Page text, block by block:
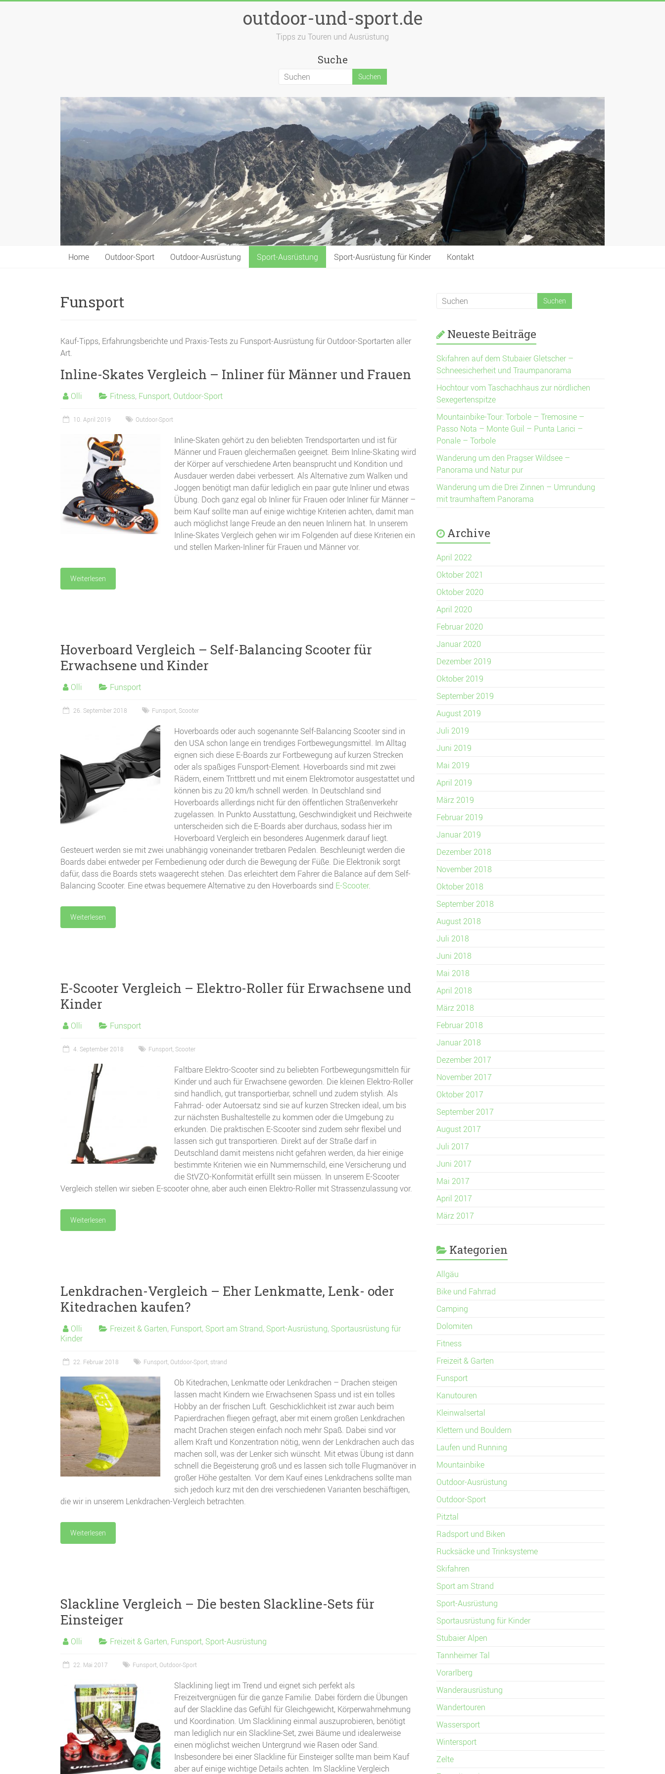
outdoor-und-sport.de
Tipps zu Touren und Ausrüstung
Suche
Home Outdoor-Sport Outdoor-Ausrüstung Sport-Ausrüstung Sport-Ausrüstung für Kinder Kontakt
Funsport
Kauf-Tipps, Erfahrungsberichte und Praxis-Tests zu Funsport-Ausrüstung für Outdoor-Sportarten aller
Art.
Inline-Skates Vergleich – Inliner für Männer und Frauen
Olli Fitness, Funsport, Outdoor-Sport
10. April 2019 Outdoor-Sport
Inline-Skaten gehört zu den beliebten Trendsportarten und ist für
Männer und Frauen gleichermaßen geeignet. Beim Inline-Skating wird
der Körper auf verschiedene Arten beansprucht und Kondition und
Ausdauer werden dabei verbessert. Als Alternative zum Walken und
Joggen benötigt man dafür lediglich ein paar gute Inliner und etwas
Übung. Doch ganz egal ob Inliner für Frauen oder Inliner für Männer –
beim Kauf sollte man auf einige wichtige Kriterien achten, damit man
auch möglichst lange Freude an den neuen Inlinern hat. In unserem
Inline-Skates Vergleich gehen wir im Folgenden auf diese Kriterien ein
und stellen Marken-Inliner für Frauen und Männer vor.
Weiterlesen
Hoverboard Vergleich – Self-Balancing Scooter für
Erwachsene und Kinder
Olli Funsport
26. September 2018 Funsport Scooter
Hoverboards oder auch sogenannte Self-Balancing Scooter sind in
den USA schon lange ein trendiges Fortbewegungsmittel. Im Alltag
eignen sich diese E-Boards zur Fortbewegung auf kurzen Strecken
oder als spaßiges Funsport-Element. Hoverboards sind mit zwei
Rädern, einem Trittbrett und mit einem Elektromotor ausgestattet und
können bis zu 20 km/h schnell werden. In Deutschland sind
Hoverboards allerdings nicht für den öffentlichen Straßenverkehr
zugelassen. In Punkto Ausstattung, Geschwindigkeit und Reichweite
unterscheiden sich die E-Boards aber durchaus, sodass hier im
Hoverboard Vergleich ein besonderes Augenmerk darauf liegt.
Gesteuert werden sie mit zwei unabhängig voneinander tretbaren Pedalen. Beschleunigt werden die
Boards dabei entweder per Fernbedienung oder durch die Bewegung der Füße. Die Elektronik sorgt
dafür, dass die Boards stets waagerecht stehen. Das erleichtert dem Fahrer die Balance auf dem Self-
Balancing Scooter. Eine etwas bequemere Alternative zu den Hoverboards sind E-Scooter.
Weiterlesen
E-Scooter Vergleich – Elektro-Roller für Erwachsene und
Kinder
Olli Funsport
4. September 2018 Funsport Scooter
Faltbare Elektro-Scooter sind zu beliebten Fortbewegungsmitteln für
Kinder und auch für Erwachsene geworden. Die kleinen Elektro-Roller
sind handlich, gut transportierbar, schnell und zudem stylish. Als
Fahrrad- oder Autoersatz sind sie auf kurzen Strecken ideal, um bis
zur nächsten Bushaltestelle zu kommen oder die Umgebung zu
erkunden. Die praktischen E-Scooter sind zudem sehr flexibel und
lassen sich gut transportieren. Direkt auf der Straße darf in
Deutschland damit meistens nicht gefahren werden, da hier einige
bestimmte Kriterien wie ein Nummernschild, eine Versicherung und
die StVZO-Konformität erfüllt sein müssen. In unserem E-Scooter
Vergleich stellen wir sieben E-scooter ohne, aber auch einen Elektro-Roller mit Strassenzulassung vor.
Weiterlesen
Lenkdrachen-Vergleich – Eher Lenkmatte, Lenk- oder
Kitedrachen kaufen?
Olli Freizeit & Garten, Funsport, Sport am Strand, Sport-Ausrüstung, Sportausrüstung für
Kinder
22. Februar 2018 Funsport Outdoor-Sport strand
Ob Kitedrachen, Lenkmatte oder Lenkdrachen – Drachen steigen
lassen macht Kindern wie Erwachsenen Spass und ist ein tolles
Hobby an der frischen Luft. Geschicklichkeit ist zwar auch beim
Papierdrachen fliegen gefragt, aber mit einem großen Lenkdrachen
macht Drachen steigen einfach noch mehr Spaß. Dabei sind vor
allem Kraft und Konzentration nötig, wenn der Lenkdrachen auch das
machen soll, was der Lenker sich wünscht. Mit etwas Übung ist dann
schnell die Begeisterung groß und es lassen sich tolle Flugmanöver in
großer Höhe gestalten. Vor dem Kauf eines Lenkdrachens sollte man
sich jedoch kurz mit den drei verschiedenen Varianten beschäftigen,
die wir in unserem Lenkdrachen-Vergleich betrachten.
Weiterlesen
Slackline Vergleich – Die besten Slackline-Sets für
Einsteiger
Olli Freizeit & Garten, Funsport, Sport-Ausrüstung
22. Mai 2017 Funsport Outdoor-Sport
Slacklining liegt im Trend und eignet sich perfekt als
Freizeitvergnügen für die ganze Familie. Dabei fördern die Übungen
auf der Slackline das Gefühl für Gleichgewicht, Körperwahrnehmung
und Koordination. Um Slacklining einmal auszuprobieren, benötigt
man lediglich nur ein Slackline-Set, zwei Bäume und idealerweise
einen möglichst weichen Untergrund wie Rasen oder Sand.
Insbesondere bei einer Slackline für Einsteiger sollte man beim Kauf
aber auf einige wichtige Details achten. Im Slackline Vergleich
Neueste Beiträge
Skifahren auf dem Stubaier Gletscher –
Schneesicherheit und Traumpanorama
Hochtour vom Taschachhaus zur nördlichen
Sexegertenspitze
Mountainbike-Tour: Torbole – Tremosine –
Passo Nota – Monte Guil – Punta Larici –
Ponale – Torbole
Wanderung um den Pragser Wildsee –
Panorama und Natur pur
Wanderung um die Drei Zinnen – Umrundung
mit traumhaftem Panorama
Archive
April 2022
Oktober 2021
Oktober 2020
April 2020
Februar 2020
Januar 2020
Dezember 2019
Oktober 2019
September 2019
August 2019
Juli 2019
Juni 2019
Mai 2019
April 2019
März 2019
Februar 2019
Januar 2019
Dezember 2018
November 2018
Oktober 2018
September 2018
August 2018
Juli 2018
Juni 2018
Mai 2018
April 2018
März 2018
Februar 2018
Januar 2018
Dezember 2017
November 2017
Oktober 2017
September 2017
August 2017
Juli 2017
Juni 2017
Mai 2017
April 2017
März 2017
Kategorien
Allgäu
Bike und Fahrrad
Camping
Dolomiten
Fitness
Freizeit & Garten
Funsport
Kanutouren
Kleinwalsertal
Klettern und Bouldern
Laufen und Running
Mountainbike
Outdoor-Ausrüstung
Outdoor-Sport
Pitztal
Radsport und Biken
Rucksäcke und Trinksysteme
Skifahren
Sport am Strand
Sport-Ausrüstung
Sportausrüstung für Kinder
Stubaier Alpen
Tannheimer Tal
Vorarlberg
Wanderausrüstung
Wandertouren
Wassersport
Wintersport
Zelte